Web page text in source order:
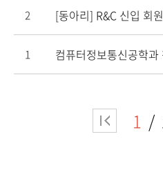
2 [동아리] R&C 신입 회
1 컴퓨터정보통신공학과
1